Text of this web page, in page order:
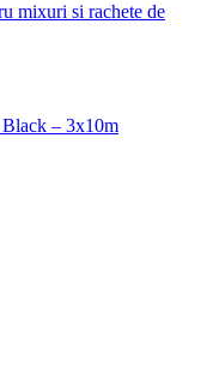
mixuri si rachete de
– 3x10m